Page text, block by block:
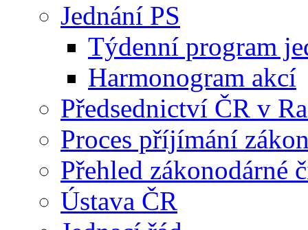
Jednání PS
Týdenní program
Harmonogram akcí
Předsednictví ČR v
Proces příjímání
Přehled zákonodárné
Ústava ČR